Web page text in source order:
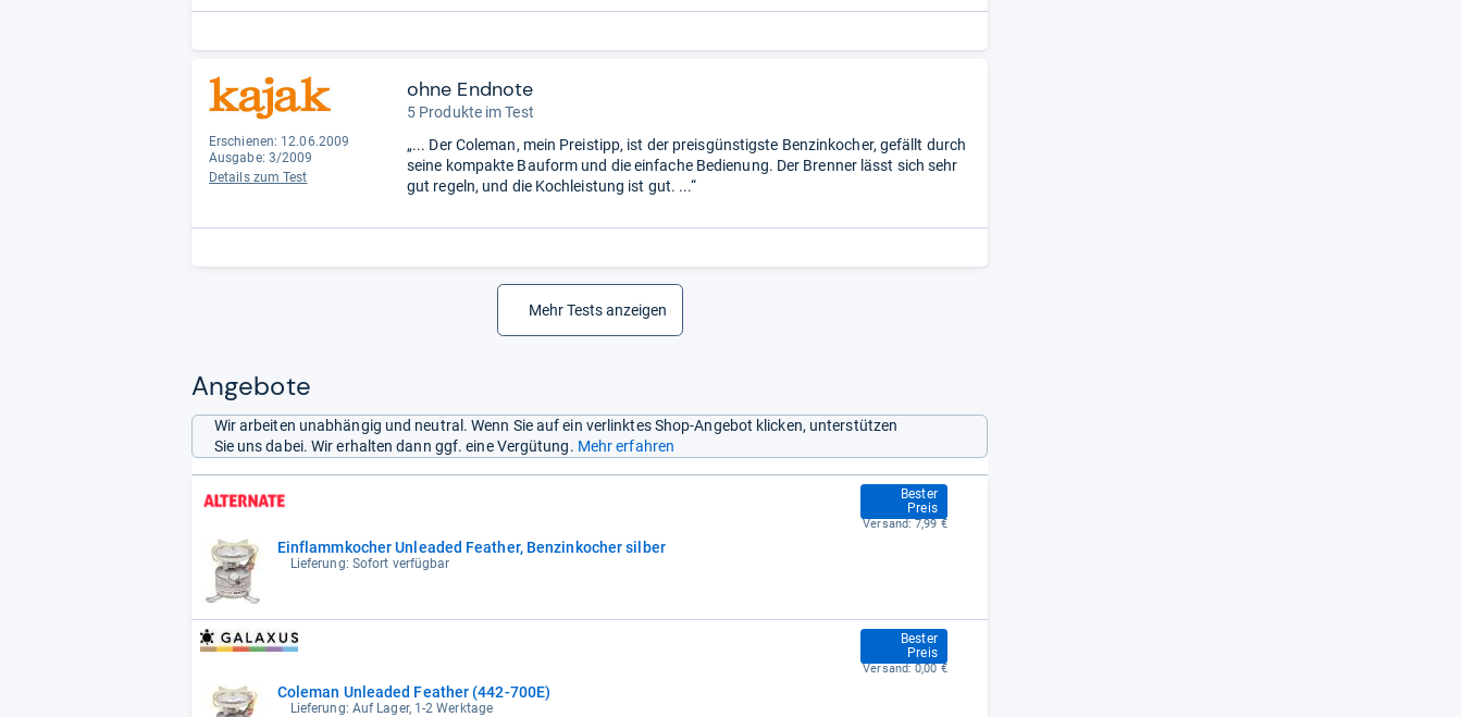
Erschienen: 12.06.2009
Ausgabe: 3/2009
Details zum Test
ohne Endnote
5 Produkte im Test
„... Der Coleman, mein Preistipp, ist der preisgünstigste Benzinkocher, gefällt durch
seine kompakte Bauform und die einfache Bedienung. Der Brenner lässt sich sehr
gut regeln, und die Kochleistung ist gut. ...“
Mehr Tests anzeigen
Angebote
Wir arbeiten unabhängig und neutral. Wenn Sie auf ein verlinktes Shop-Angebot klicken, unterstützen
Sie uns dabei. Wir erhalten dann ggf. eine Vergütung. Mehr erfahren
Einflammkocher Unleaded Feather, Benzinkocher silber
Lieferung: Sofort verfügbar
Bester
Preis
109,90 €
Versand:7,99 €
Coleman Unleaded Feather (442-700E)
Lieferung: Auf Lager, 1-2 Werktage
Bester
Preis
117,89 €
Versand:0,00 €